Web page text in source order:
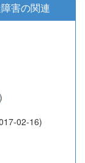
害の関連
)
02-16)